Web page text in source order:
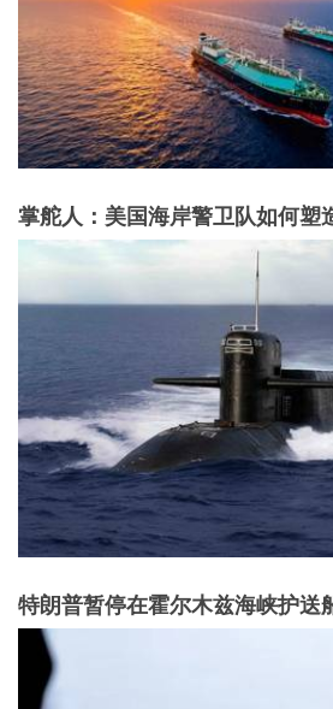
掌舵人：美国海岸警卫队如何塑
特朗普暂停在霍尔木兹海峡护送